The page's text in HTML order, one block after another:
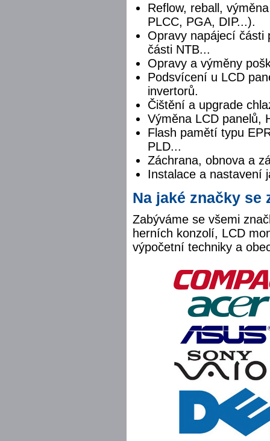
Reflow, reball,
PLCC, PGA, DIP...).
Opravy napájecí části
části NTB...
Opravy a výměny
Podsvícení u LCD
invertorů.
Čištění a upgrade
Výměna LCD panelů,
Flash pamětí typu
PLD...
Záchrana, obnova a
Instalace a nastavení
Na jaké značky se
Zabýváme se všemi
herních konzolí, LCD
výpočetní techniky a